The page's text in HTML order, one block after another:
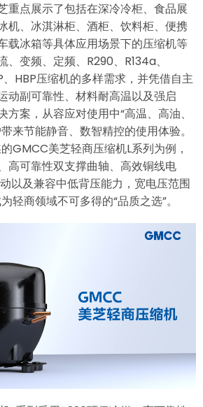
重点展示了包括在深冷冷柜、食品展
机、冰淇淋柜、酒柜、饮料柜、便携
载冰箱等具体应用场景下的压缩机等
变频、定频、R290、R134a、
HBP压缩机的多样需求，并凭借自主
动副可靠性、材料耐高温以及强启
案，从容应对使用中“高温、高油、
来节能静音、数智精控的使用体验。
GMCC美芝轻商压缩机L系列为例，
高可靠性双支撑曲轴、高效铜线电
以及兼容中低背压能力，宽电压范围
轻商领域不可多得的“品质之选”。